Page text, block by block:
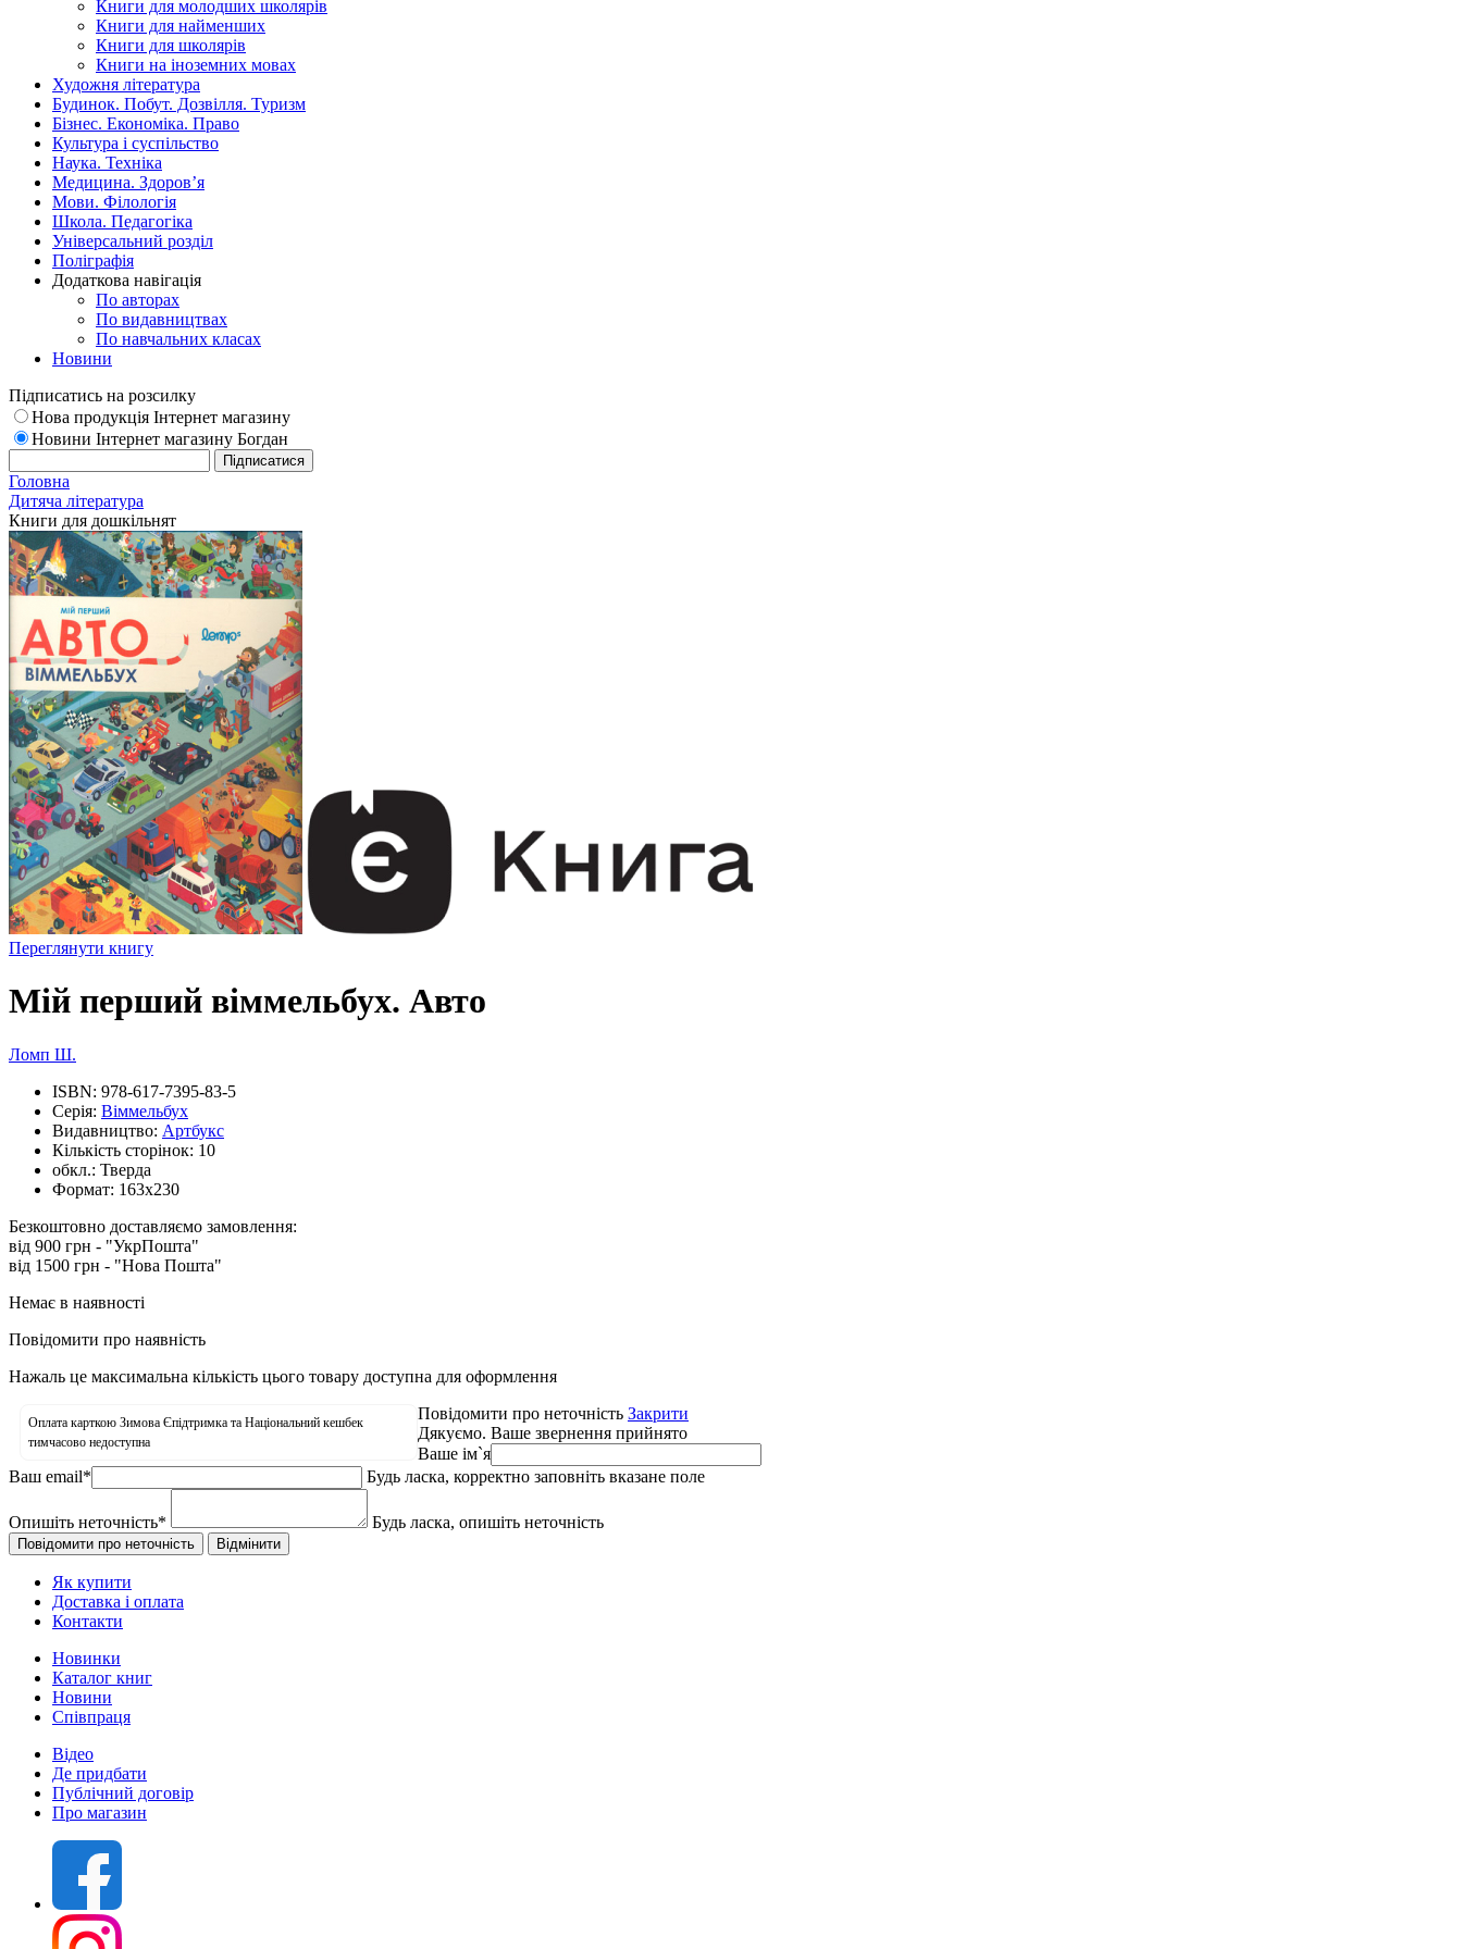
Книги для молодших школярів
Книги для найменших
Книги для школярів
Книги на іноземних мовах
Художня література
Будинок. Побут. Дозвілля. Туризм
Бізнес. Економіка. Право
Культура і суспільство
Наука. Техніка
Медицина. Здоров’я
Мови. Філологія
Школа. Педагогіка
Універсальний розділ
Поліграфія
Додаткова навігація
По авторах
По видавництвах
По навчальних класах
Новини
Підписатись на розсилку
Нова продукція Інтернет магазину
Новини Інтернет магазину Богдан
Головна
Дитяча література
Книги для дошкільнят
Переглянути книгу
Мій перший віммельбух. Авто
Ломп Ш.
ISBN: 978-617-7395-83-5
Серія: Віммельбух
Видавництво: Артбукс
Кількість сторінок: 10
обкл.: Тверда
Формат: 163х230
Безкоштовно доставляємо замовлення:
від 900 грн - "УкрПошта"
від 1500 грн - "Нова Пошта"
Немає в наявності
Повідомити про наявність
Нажаль це максимальна кількість цього товару доступна для оформлення
Оплата карткою Зимова Єпідтримка та Національний кешбек
тимчасово недоступна
Повідомити про неточність Закрити
Дякуємо. Ваше звернення прийнято
Ваше ім`я
Ваш email* Будь ласка, корректно заповніть вказане поле
Опишіть неточність* Будь ласка, опишіть неточність
Як купити
Доставка і оплата
Контакти
Новинки
Каталог книг
Новини
Співпраця
Відео
Де придбати
Публічний договір
Про магазин